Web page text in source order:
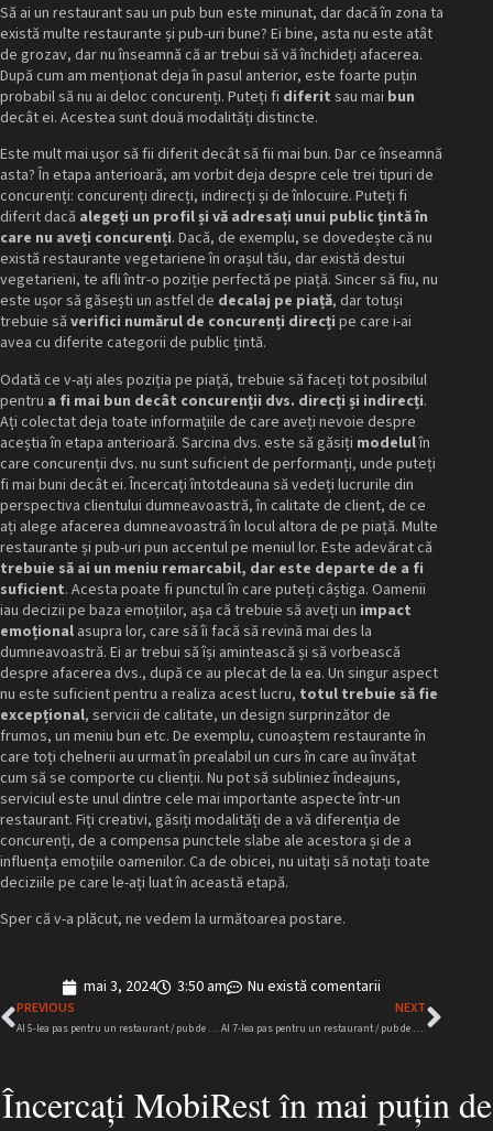
Să ai un restaurant sau un pub bun este minunat, dar dacă în zona ta
există multe restaurante și pub-uri bune? Ei bine, asta nu este atât
de grozav, dar nu înseamnă că ar trebui să vă închideți afacerea.
După cum am menționat deja în pasul anterior, este foarte puțin
probabil să nu ai deloc concurenți. Puteți fi diferit sau mai bun
decât ei. Acestea sunt două modalități distincte.
Este mult mai ușor să fii diferit decât să fii mai bun. Dar ce înseamnă
asta? În etapa anterioară, am vorbit deja despre cele trei tipuri de
concurenți: concurenți direcți, indirecți și de înlocuire. Puteți fi
diferit dacă alegeți un profil și vă adresați unui public țintă în
care nu aveți concurenți. Dacă, de exemplu, se dovedește că nu
există restaurante vegetariene în orașul tău, dar există destui
vegetarieni, te afli într-o poziție perfectă pe piață. Sincer să fiu, nu
este ușor să găsești un astfel de decalaj pe piață, dar totuși
trebuie să verifici numărul de concurenți direcți pe care i-ai
avea cu diferite categorii de public țintă.
Odată ce v-ați ales poziția pe piață, trebuie să faceți tot posibilul
pentru a fi mai bun decât concurenții dvs. direcți și indirecți.
Ați colectat deja toate informațiile de care aveți nevoie despre
aceștia în etapa anterioară. Sarcina dvs. este să găsiți modelulîn
care concurenții dvs. nu sunt suficient de performanți, unde puteți
fi mai buni decât ei. Încercați întotdeauna să vedeți lucrurile din
perspectiva clientului dumneavoastră, în calitate de client, de ce
ați alege afacerea dumneavoastră în locul altora de pe piață. Multe
restaurante și pub-uri pun accentul pe meniul lor. Este adevărat că
trebuie să ai un meniu remarcabil, dar este departe de a fi
suficient. Acesta poate fi punctul în care puteți câștiga. Oamenii
iau decizii pe baza emoțiilor, așa că trebuie să aveți un impact
emoțional asupra lor, care să îi facă să revină mai des la
dumneavoastră. Ei ar trebui să își amintească și să vorbească
despre afacerea dvs., după ce au plecat de la ea. Un singur aspect
nu este suficient pentru a realiza acest lucru, totul trebuie să fie
excepțional, servicii de calitate, un design surprinzător de
frumos, un meniu bun etc. De exemplu, cunoaștem restaurante în
care toți chelnerii au urmat în prealabil un curs în care au învățat
cum să se comporte cu clienții. Nu pot să subliniez îndeajuns,
serviciul este unul dintre cele mai importante aspecte într-un
restaurant. Fiți creativi, găsiți modalități de a vă diferenția de
concurenți, de a compensa punctele slabe ale acestora și de a
influența emoțiile oamenilor. Ca de obicei, nu uitați să notați toate
deciziile pe care le-ați luat în această etapă.
Sper că v-a plăcut, ne vedem la următoarea postare.
mai 3, 2024 3:50 am Nu există comentarii
PREVIOUS
Al 5-lea pas pentru un restaurant / pub de succes – Concurenții
NEXT
Al 7-lea pas pentru un restaurant / pub de succes – Personalitatea
Încercați MobiRest în mai puțin de